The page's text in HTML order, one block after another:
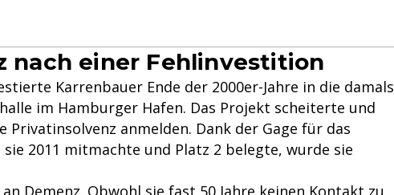
nach einer Fehlinvestition
Karrenbauer Ende der 2000er-Jahre in die damals
im Hamburger Hafen. Das Projekt scheiterte und
Privatinsolvenz anmelden. Dank der Gage für das
2011 mitmachte und Platz 2 belegte, wurde sie
Demenz. Obwohl sie fast 50 Jahre keinen Kontakt zu